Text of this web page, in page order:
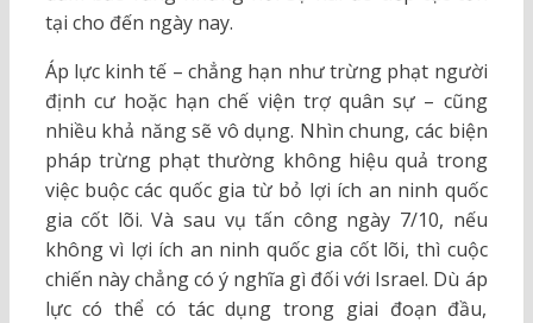
tại cho đến ngày nay.
Áp lực kinh tế – chẳng hạn như trừng phạt người
định cư hoặc hạn chế viện trợ quân sự – cũng
nhiều khả năng sẽ vô dụng. Nhìn chung, các biện
pháp trừng phạt thường không hiệu quả trong
việc buộc các quốc gia từ bỏ lợi ích an ninh quốc
gia cốt lõi. Và sau vụ tấn công ngày 7/10, nếu
không vì lợi ích an ninh quốc gia cốt lõi, thì cuộc
chiến này chẳng có ý nghĩa gì đối với Israel. Dù áp
lực có thể có tác dụng trong giai đoạn đầu,